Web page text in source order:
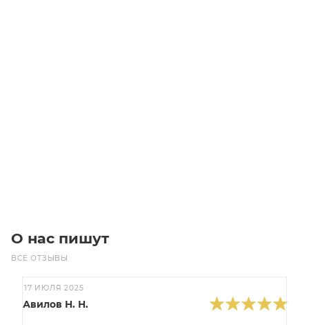
О нас пишут
ВСЕ ОТЗЫВЫ
17 ИЮЛЯ 2025
Авилов Н. Н.